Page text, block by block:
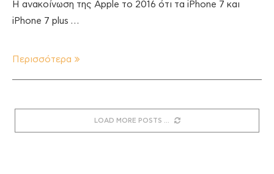
Η ανακοίνωση της Apple το 2016 ότι τα iPhone 7 και
iPhone 7 plus …
Περισσότερα
LOAD MORE POSTS